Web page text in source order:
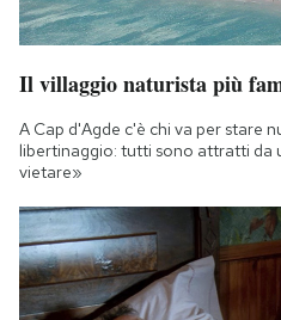
Il villaggio naturista più
A Cap d'Agde c'è chi va per stare
libertinaggio: tutti sono attratti da
vietare»